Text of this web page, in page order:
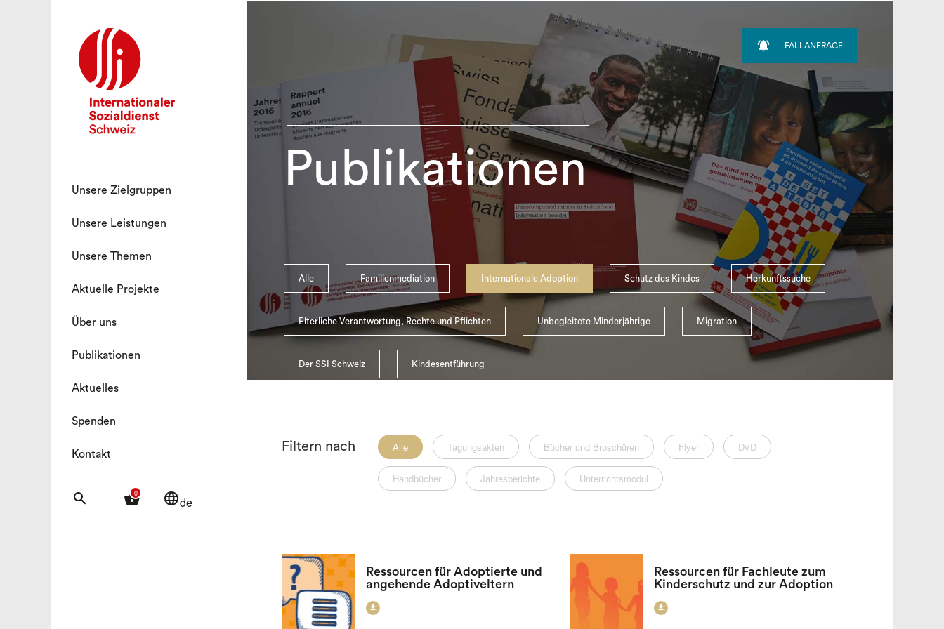
Unsere Zielgruppen
Unsere Leistungen
Unsere Themen
Aktuelle Projekte
Über uns
Publikationen
Aktuelles
Spenden
Kontakt
search 0
shopping_basket languagede
search
 FALLANFRAGE
Publikationen
Alle Familienmediation Internationale Adoption Schutz des Kindes Herkunftssuche
Elterliche Verantwortung, Rechte und Pflichten Unbegleitete Minderjährige Migration
Der SSI Schweiz Kindesentführung
Filtern nach Alle Tagungsakten Bücher und Broschüren Flyer DVD
Handbücher Jahresberichte Unterrichtsmodul
Ressourcen für Adoptierte und
angehende Adoptiveltern

Ressourcen für Fachleute zum
Kinderschutz und zur Adoption
